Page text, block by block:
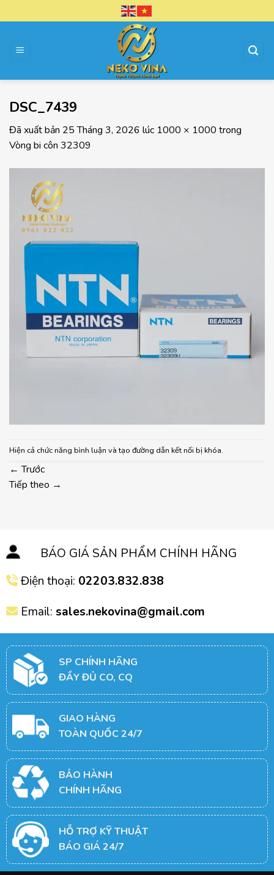
đến
dung
DSC_7439
Đã xuất bản 25 Tháng 3, 2026 lúc 1000 × 1000 trong
Vòng bi côn 32309
Hiện cả chức năng bình luận và tạo đường dẫn kết nối bị khóa.
← Trước
Tiếp theo →
BÁO GIÁ SẢN PHẨM CHÍNH HÃNG
Điện thoại: 02203.832.838
Email: sales.nekovina@gmail.com
SP CHÍNH HÃNG
ĐẦY ĐỦ CO, CQ
GIAO HÀNG
TOÀN QUỐC 24/7
BẢO HÀNH
CHÍNH HÃNG
HỖ TRỢ KỸ THUẬT
BÁO GIÁ 24/7